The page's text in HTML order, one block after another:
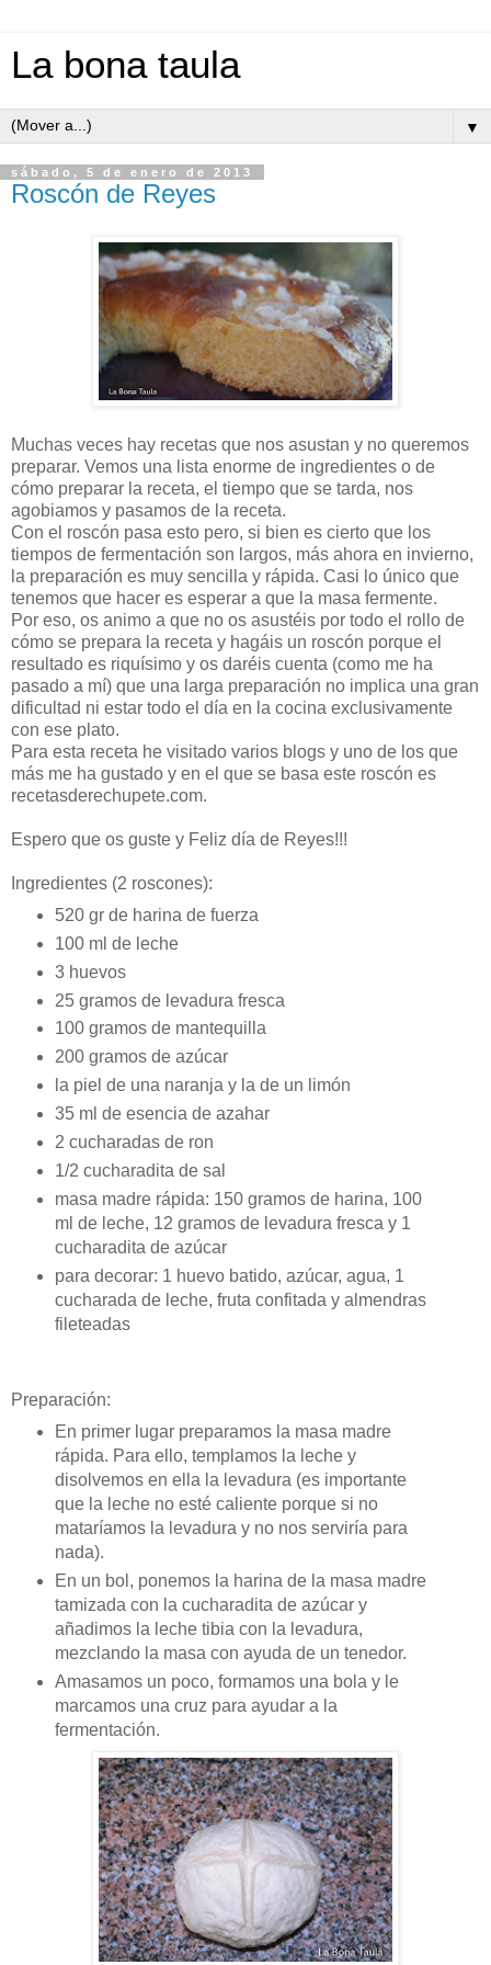
La bona taula
▼
sábado, 5 de enero de 2013
Roscón de Reyes
Muchas veces hay recetas que nos asustan y no queremos
preparar. Vemos una lista enorme de ingredientes o de
cómo preparar la receta, el tiempo que se tarda, nos
agobiamos y pasamos de la receta.
Con el roscón pasa esto pero, si bien es cierto que los
tiempos de fermentación son largos, más ahora en invierno,
la preparación es muy sencilla y rápida. Casi lo único que
tenemos que hacer es esperar a que la masa fermente.
Por eso, os animo a que no os asustéis por todo el rollo de
cómo se prepara la receta y hagáis un roscón porque el
resultado es riquísimo y os daréis cuenta (como me ha
pasado a mí) que una larga preparación no implica una gran
dificultad ni estar todo el día en la cocina exclusivamente
con ese plato.
Para esta receta he visitado varios blogs y uno de los que
más me ha gustado y en el que se basa este roscón es
recetasderechupete.com.
Espero que os guste y Feliz día de Reyes!!!
Ingredientes (2 roscones):
520 gr de harina de fuerza
100 ml de leche
3 huevos
25 gramos de levadura fresca
100 gramos de mantequilla
200 gramos de azúcar
la piel de una naranja y la de un limón
35 ml de esencia de azahar
2 cucharadas de ron
1/2 cucharadita de sal
masa madre rápida: 150 gramos de harina, 100
ml de leche, 12 gramos de levadura fresca y 1
cucharadita de azúcar
para decorar: 1 huevo batido, azúcar, agua, 1
cucharada de leche, fruta confitada y almendras
fileteadas
Preparación:
En primer lugar preparamos la masa madre
rápida. Para ello, templamos la leche y
disolvemos en ella la levadura (es importante
que la leche no esté caliente porque si no
mataríamos la levadura y no nos serviría para
nada).
En un bol, ponemos la harina de la masa madre
tamizada con la cucharadita de azúcar y
añadimos la leche tibia con la levadura,
mezclando la masa con ayuda de un tenedor.
Amasamos un poco, formamos una bola y le
marcamos una cruz para ayudar a la
fermentación.